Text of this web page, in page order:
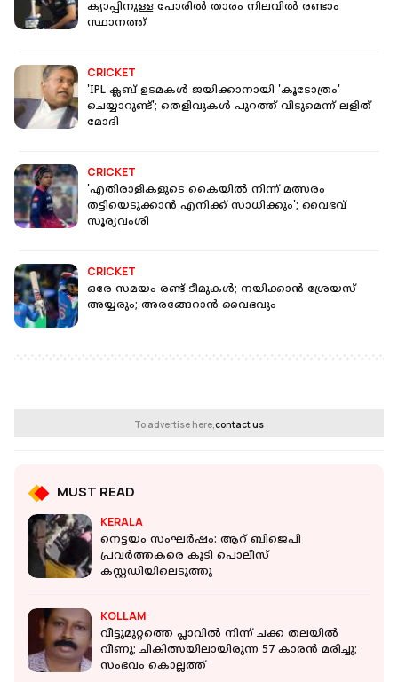
ക്യാപ്പിനുള്ള പോരില്‍ താരം നിലവിൽ രണ്ടാം
സ്ഥാനത്ത്
CRICKET
'IPL ക്ലബ് ഉടമകൾ ജയിക്കാനായി 'കൂടോത്രം'
ചെയ്യാറുണ്ട്'; തെളിവുകൾ പുറത്ത് വിടുമെന്ന് ലളിത്
മോദി
CRICKET
'എതിരാളികളുടെ കെെയിൽ നിന്ന് മത്സരം
തട്ടിയെടുക്കാൻ എനിക്ക് സാധിക്കും'; വൈഭവ്
സൂര്യവംശി
CRICKET
ഒരേ സമയം രണ്ട് ടീമുകൾ; നയിക്കാൻ ശ്രേയസ്
അയ്യരും; അരങ്ങേറാൻ വൈഭവും
To advertise here,contact us
MUST READ
KERALA
നെട്ടയം സംഘര്‍ഷം: ആറ് ബിജെപി
പ്രവര്‍ത്തകരെ കൂടി പൊലീസ്
കസ്റ്റഡിയിലെടുത്തു
KOLLAM
വീട്ടുമുറ്റത്തെ പ്ലാവിൽ നിന്ന് ചക്ക തലയിൽ
വീണു; ചികിത്സയിലായിരുന്ന 57 കാരൻ മരിച്ചു;
സംഭവം കൊല്ലത്ത്